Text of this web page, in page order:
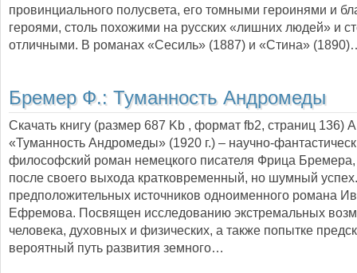
провинциального полусвета, его томными героинями и
героями, столь похожими на русских «лишних людей» и
отличными. В романах «Сесиль» (1887) и «Стина»
Бремер Ф.: Туманность Андромеды
Скачать книгу (размер 687 Kb , формат fb2, страниц 136)
«Туманность Андромеды» (1920 г.) – научно-
философский роман немецкого писателя Фрица
после своего выхода кратковременный, но шумный
предположительных источников одноименного романа
Ефремова. Посвящен исследованию экстремальных
человека, духовных и физических, а также попытке
вероятный путь развития земного…